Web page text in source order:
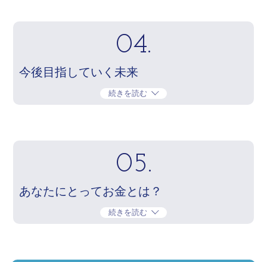
04.
今後目指していく未来
続きを読む
05.
あなたにとってお金とは？
続きを読む